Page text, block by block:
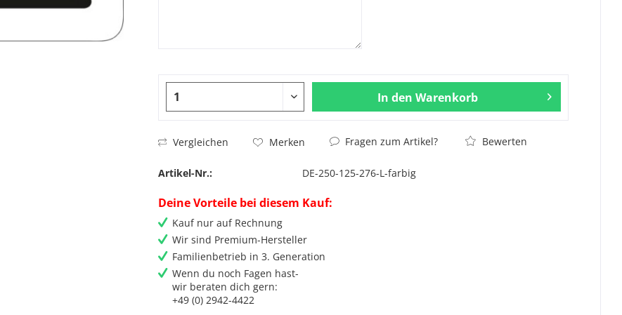
In den Warenkorb
Vergleichen Merken Fragen zum Artikel? Bewerten
Artikel-Nr.: DE-250-125-276-L-farbig
Deine Vorteile bei diesem Kauf:
Kauf nur auf Rechnung
Wir sind Premium-Hersteller
Familienbetrieb in 3. Generation
Wenn du noch Fagen hast-
wir beraten dich gern:
+49 (0) 2942-4422